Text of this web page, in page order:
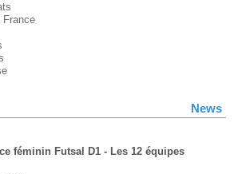
France
News
féminin Futsal D1 - Les 12 équipes